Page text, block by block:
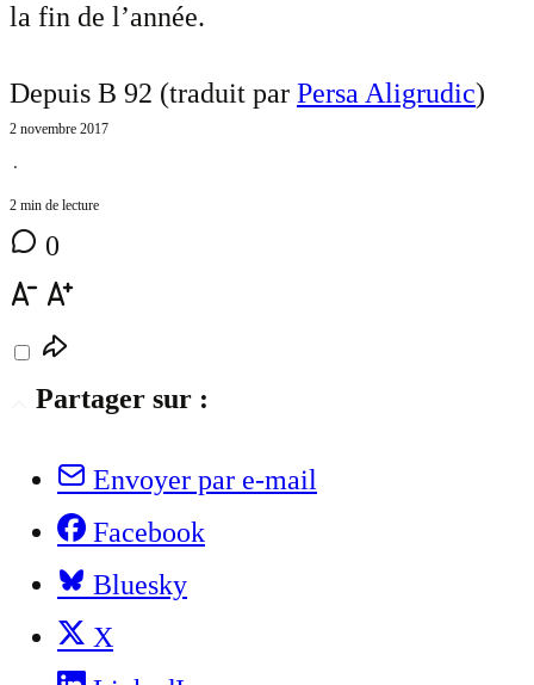
la fin de l’année.
Depuis B 92 (traduit par Persa Aligrudic)
2 novembre 2017
⋅
2 min de lecture
0
Partager sur :
Envoyer par e-mail
Facebook
Bluesky
X